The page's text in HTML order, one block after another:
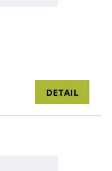
DETAIL